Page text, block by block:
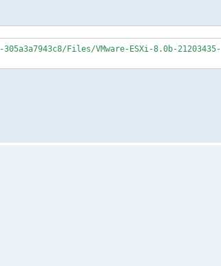
Files/VMware-ESXi-8.0b-21203435-